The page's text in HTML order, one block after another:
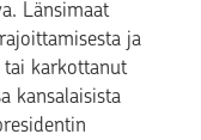
Länsimaat
ja
karkottanut
kansalaisista